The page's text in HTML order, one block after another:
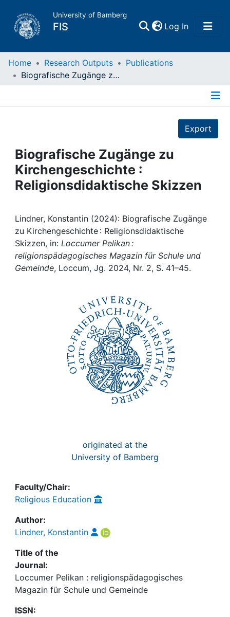
University of Bamberg
FIS Log In(current)
Home
Projects
People
Awards
My FIS
Home Research Outputs
Publications
Biografische Zugänge zu Kirchengeschichte : Religionsdidaktische Skizzen
Export
Biografische Zugänge zu
Kirchengeschichte :
Religionsdidaktische Skizzen
Lindner, Konstantin (2024): Biografische Zugänge
zu Kirchengeschichte : Religionsdidaktische
Skizzen, in: Loccumer Pelikan :
religionspädagogisches Magazin für Schule und
Gemeinde, Loccum, Jg. 2024, Nr. 2, S. 41–45.
originated at the
University of Bamberg
Faculty/Chair:
Religious Education
Author:
Lindner, Konstantin
Title of the
Journal:
Loccumer Pelikan : religionspädagogisches
Magazin für Schule und Gemeinde
ISSN: